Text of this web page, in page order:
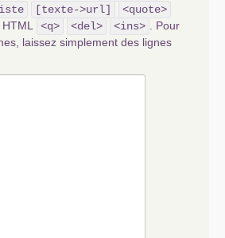
[texte->url]
<quote>
<q> <del> <ins>
. Pour
laissez simplement des lignes